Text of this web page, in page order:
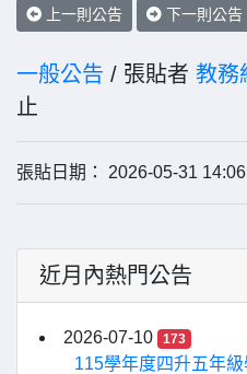
上一則公告 下一則公告
一般公告 / 張貼者 教務
止
張貼日期： 2026-05-31
近月內熱門公告
2026-07-10 173
115學年度四升五年